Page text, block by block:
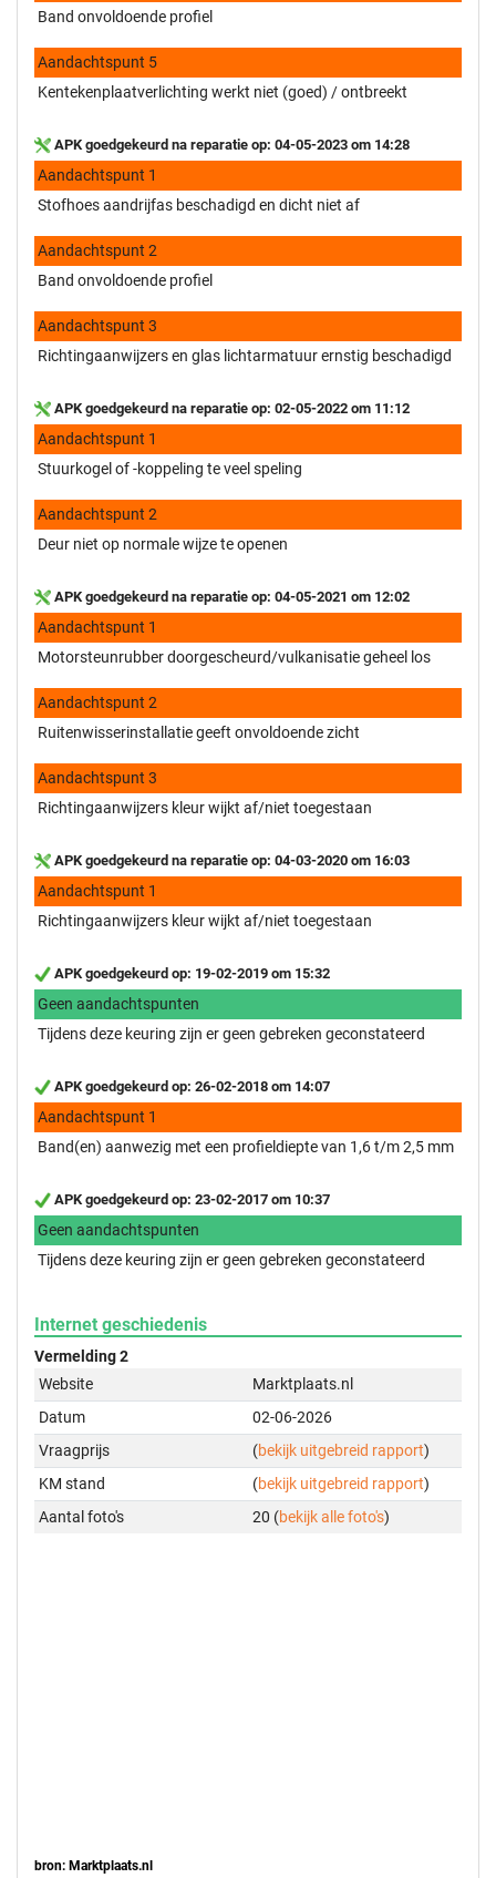
Band onvoldoende profiel
Aandachtspunt 5
Kentekenplaatverlichting werkt niet (goed) / ontbreekt
APK goedgekeurd na reparatie op: 04-05-2023 om 14:28
Aandachtspunt 1
Stofhoes aandrijfas beschadigd en dicht niet af
Aandachtspunt 2
Band onvoldoende profiel
Aandachtspunt 3
Richtingaanwijzers en glas lichtarmatuur ernstig beschadigd
APK goedgekeurd na reparatie op: 02-05-2022 om 11:12
Aandachtspunt 1
Stuurkogel of -koppeling te veel speling
Aandachtspunt 2
Deur niet op normale wijze te openen
APK goedgekeurd na reparatie op: 04-05-2021 om 12:02
Aandachtspunt 1
Motorsteunrubber doorgescheurd/vulkanisatie geheel los
Aandachtspunt 2
Ruitenwisserinstallatie geeft onvoldoende zicht
Aandachtspunt 3
Richtingaanwijzers kleur wijkt af/niet toegestaan
APK goedgekeurd na reparatie op: 04-03-2020 om 16:03
Aandachtspunt 1
Richtingaanwijzers kleur wijkt af/niet toegestaan
APK goedgekeurd op: 19-02-2019 om 15:32
Geen aandachtspunten
Tijdens deze keuring zijn er geen gebreken geconstateerd
APK goedgekeurd op: 26-02-2018 om 14:07
Aandachtspunt 1
Band(en) aanwezig met een profieldiepte van 1,6 t/m 2,5 mm
APK goedgekeurd op: 23-02-2017 om 10:37
Geen aandachtspunten
Tijdens deze keuring zijn er geen gebreken geconstateerd
Internet geschiedenis
Vermelding 2
Website
Marktplaats.nl
Datum
02-06-2026
Vraagprijs
(bekijk uitgebreid rapport)
KM stand
(bekijk uitgebreid rapport)
Aantal foto's
20 (bekijk alle foto's)
bron: Marktplaats.nl